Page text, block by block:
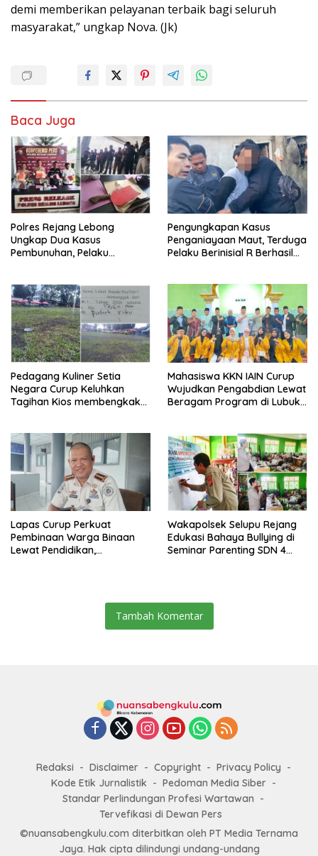
demi memberikan pelayanan terbaik bagi seluruh
masyarakat,” ungkap Nova. (Jk)
Baca Juga
Polres Rejang Lebong
Ungkap Dua Kasus
Pembunuhan, Pelaku
Pengungkapan Kasus
Penganiayaan Maut, Terduga
Pelaku Berinisial R Berhasil
Pedagang Kuliner Setia
Negara Curup Keluhkan
Tagihan Kios membengkak
Mahasiswa KKN IAIN Curup
Wujudkan Pengabdian Lewat
Beragam Program di Lubuk
Lapas Curup Perkuat
Pembinaan Warga Binaan
Lewat Pendidikan,
Wakapolsek Selupu Rejang
Edukasi Bahaya Bullying di
Seminar Parenting SDN 4
Tambah Komentar
Redaksi Disclaimer Copyright
Privacy Policy
Kode Etik Jurnalistik
Pedoman Media Siber
Standar Perlindungan Profesi Wartawan
Tervefikasi di Dewan Pers
©nuansabengkulu.com diterbitkan oleh PT Media Ternama
Jaya. Hak cipta dilindungi undang-undang